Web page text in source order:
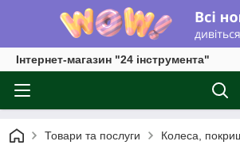
Інтернет-магазин "24 інструмента"
Товари та послуги Колеса,